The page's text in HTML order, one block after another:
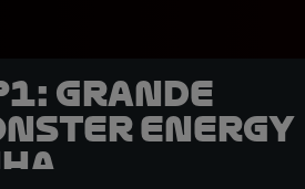
Grande
Energy